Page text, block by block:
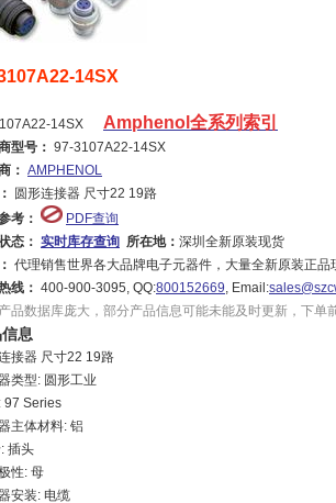
14SX
14SX Amphenol全系列索引
型号： 97-3107A22-14SX
： AMPHENOL
圆形连接器 尺寸22 19路
考：
PDF查询
态： 实时库存查询 所在地： 深圳全新原装现货
代理销售世界各大品牌电子元器件，大量全新原装正品
线： 400-900-3095, QQ:800152669, Email:
品数据库庞大，部分产品信息可能未能及时更新，下单
息
接器 尺寸22 19路
类型: 圆形工业
97 Series
主体材料: 铝
插头
性: 母
安装: 电缆